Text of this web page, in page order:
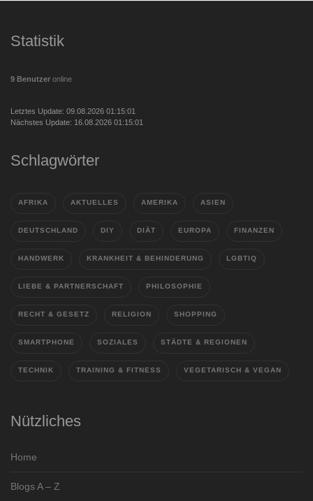
Statistik
9 Benutzer online
Letztes Update: 09.08.2026 01:15:01
Nächstes Update: 16.08.2026 01:15:01
Schlagwörter
AFRIKA AKTUELLES AMERIKA ASIEN
DEUTSCHLAND DIY DIÄT EUROPA FINANZEN
HANDWERK KRANKHEIT & BEHINDERUNG LGBTIQ
LIEBE & PARTNERSCHAFT PHILOSOPHIE
RECHT & GESETZ RELIGION SHOPPING
SMARTPHONE SOZIALES STÄDTE & REGIONEN
TECHNIK TRAINING & FITNESS VEGETARISCH & VEGAN
Nützliches
Home
Blogs A – Z